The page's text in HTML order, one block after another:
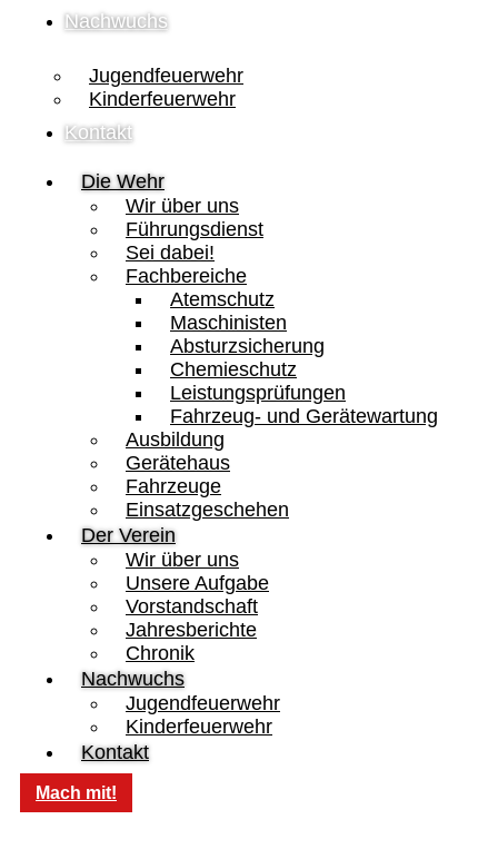
Nachwuchs
Jugendfeuerwehr
Kinderfeuerwehr
Kontakt
Die Wehr
Wir über uns
Führungsdienst
Sei dabei!
Fachbereiche
Atemschutz
Maschinisten
Absturzsicherung
Chemieschutz
Leistungsprüfungen
Fahrzeug- und Gerätewartung
Ausbildung
Gerätehaus
Fahrzeuge
Einsatzgeschehen
Der Verein
Wir über uns
Unsere Aufgabe
Vorstandschaft
Jahresberichte
Chronik
Nachwuchs
Jugendfeuerwehr
Kinderfeuerwehr
Kontakt
Mach mit!